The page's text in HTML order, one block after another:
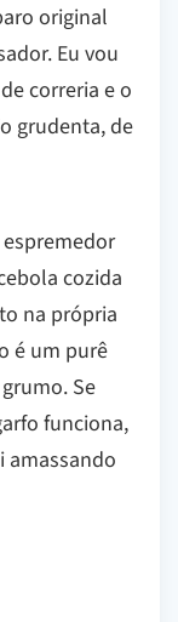
original
Eu vou
correria e o
grudenta, de
cozida
na própria
é um purê
Se
funciona,
amassando